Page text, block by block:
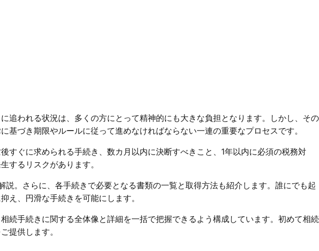
われる状況は、多くの方にとって精神的にも大きな負担となります。しかし、その
づき期限やルールに従って進めなければならない一連の重要なプロセスです。
ぐに求められる手続き、数カ月以内に決断すべきこと、1年以内に必須の税務対
するリスクがあります。
。さらに、各手続きで必要となる書類の一覧と取得方法も紹介します。誰にでも起
え、円滑な手続きを可能にします。
続手続きに関する全体像と詳細を一括で把握できるよう構成しています。初めて相続
提供します。